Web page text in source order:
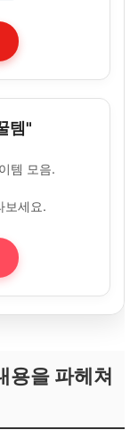
템"
템 모음.
보세요.
용을 파헤쳐